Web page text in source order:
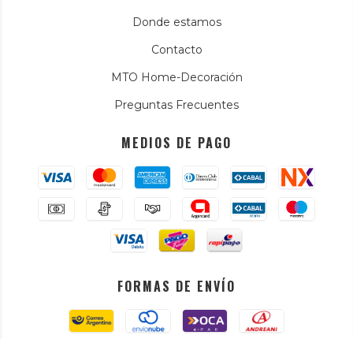
Donde estamos
Contacto
MTO Home-Decoración
Preguntas Frecuentes
MEDIOS DE PAGO
FORMAS DE ENVÍO